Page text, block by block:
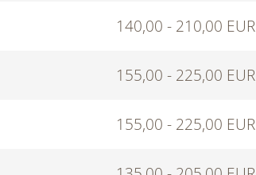
140,00 - 210,00 EUR
155,00 - 225,00 EUR
155,00 - 225,00 EUR